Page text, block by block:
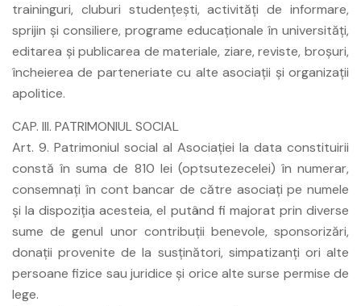
traininguri, cluburi studenţeşti, activităţi de informare,
sprijin şi consiliere, programe educaţionale în universităţi,
editarea şi publicarea de materiale, ziare, reviste, broşuri,
încheierea de parteneriate cu alte asociaţii şi organizaţii
apolitice.
CAP. III. PATRIMONIUL SOCIAL
Art. 9. Patrimoniul social al Asociaţiei la data constituirii
constă în suma de 810 lei (optsutezecelei) în numerar,
consemnaţi în cont bancar de către asociaţi pe numele
şi la dispoziţia acesteia, el putând fi majorat prin diverse
sume de genul unor contribuţii benevole, sponsorizări,
donaţii provenite de la susţinători, simpatizanţi ori alte
persoane fizice sau juridice şi orice alte surse permise de
lege.